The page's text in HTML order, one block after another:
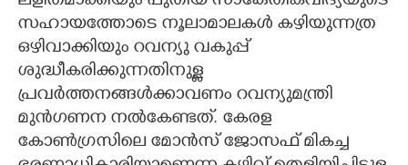
സഹായത്തോടെ നൂലാമാലകൾ കഴിയുന്നത്ര
ഒഴിവാക്കിയും റവന്യു വകുപ്പ്
ശുദ്ധീകരിക്കുന്നതിനുള്ള
പ്രവർത്തനങ്ങൾക്കാവണം റവന്യുമന്ത്രി
മുൻഗണന നൽകേണ്ടത്. കേരള
കോൺഗ്രസിലെ മോൻസ് ജോസഫ് മികച്ച